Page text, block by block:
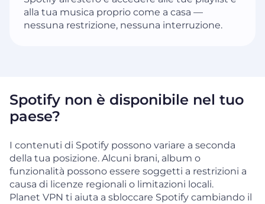
alla tua musica proprio come a casa —
nessuna restrizione, nessuna interruzione.
Spotify non è disponibile nel tuo
paese?
I contenuti di Spotify possono variare a seconda
della tua posizione. Alcuni brani, album o
funzionalità possono essere soggetti a restrizioni a
causa di licenze regionali o limitazioni locali.
Planet VPN ti aiuta a sbloccare Spotify cambiando il